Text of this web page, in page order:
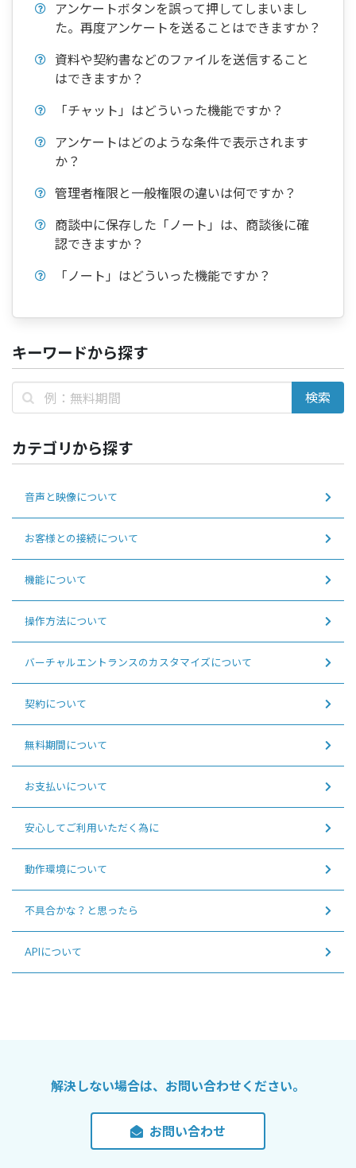
キーワードから探す
カテゴリから探す
音声と映像について
お客様との接続について
機能について
操作方法について
バーチャルエントランスのカスタマイズについて
契約について
無料期間について
お支払いについて
安心してご利用いただく為に
動作環境について
不具合かな？と思ったら
APIについて
アンケートボタンを誤って押してしまいまし
た。再度アンケートを送ることはできますか？
資料や契約書などのファイルを送信すること
はできますか？
「チャット」はどういった機能ですか？
アンケートはどのような条件で表示されます
か？
管理者権限と一般権限の違いは何ですか？
商談中に保存した「ノート」は、商談後に確
認できますか？
「ノート」はどういった機能ですか？
解決しない場合は、お問い合わせください。
お問い合わせ